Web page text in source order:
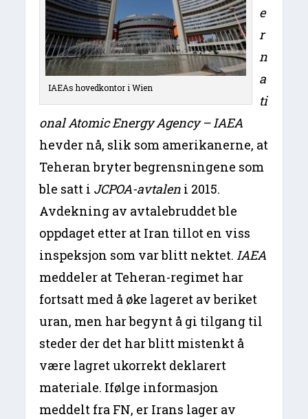
IAEAs hovedkontor i Wien
e
r
n
a
ti
onal Atomic Energy Agency –IAEA
hevder nå, slik som amerikanerne, at
Teheran bryter begrensningene som
ble satt i JCPOA-avtalen i 2015.
Avdekning av avtalebruddet ble
oppdaget etter at Iran tillot en viss
inspeksjon som var blitt nektet.IAEA
meddeler at Teheran-regimet har
fortsatt med å øke lageret av beriket
uran, men har begynt å gi tilgang til
steder der det har blitt mistenkt å
være lagret ukorrekt deklarert
materiale. Ifølge informasjon
meddelt fra FN, er Irans lager av